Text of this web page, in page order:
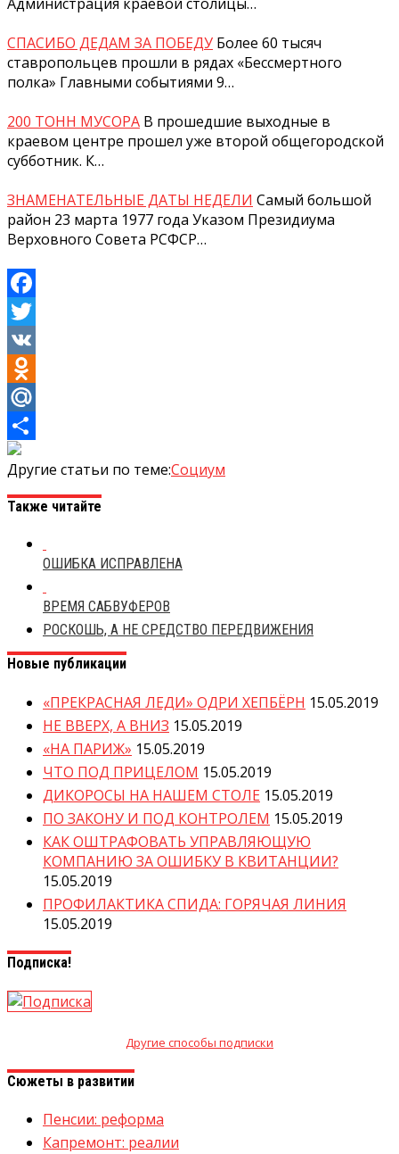
СПАСИБО ДЕДАМ ЗА ПОБЕДУ Более 60 тысяч
ставропольцев прошли в рядах «Бессмертного
полка» Главными событиями 9…
200 ТОНН МУСОРА В прошедшие выходные в
краевом центре прошел уже второй общегородской
субботник. К…
ЗНАМЕНАТЕЛЬНЫЕ ДАТЫ НЕДЕЛИ Самый большой
район 23 марта 1977 года Указом Президиума
Верховного Совета РСФСР…
Facebook
Twitter
VK
Odnoklassniki
Mail.Ru
Отправить
Другие статьи по теме:Социум
Также читайте
ОШИБКА ИСПРАВЛЕНА
ВРЕМЯ САБВУФЕРОВ
РОСКОШЬ, А НЕ СРЕДСТВО ПЕРЕДВИЖЕНИЯ
Новые публикации
«ПРЕКРАСНАЯ ЛЕДИ» ОДРИ ХЕПБЁРН 15.05.2019
НЕ ВВЕРХ, А ВНИЗ 15.05.2019
«НА ПАРИЖ» 15.05.2019
ЧТО ПОД ПРИЦЕЛОМ 15.05.2019
ДИКОРОСЫ НА НАШЕМ СТОЛЕ 15.05.2019
ПО ЗАКОНУ И ПОД КОНТРОЛЕМ 15.05.2019
КАК ОШТРАФОВАТЬ УПРАВЛЯЮЩУЮ
КОМПАНИЮ ЗА ОШИБКУ В КВИТАНЦИИ?
15.05.2019
ПРОФИЛАКТИКА СПИДА: ГОРЯЧАЯ ЛИНИЯ
15.05.2019
Подписка!
Другие способы подписки
Сюжеты в развитии
Пенсии: реформа
Капремонт: реалии